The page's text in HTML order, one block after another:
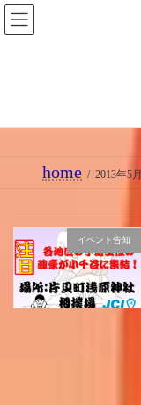
コ
ン
へ
プ
ナ
ビ
ョ
動
home 2013年5
イベント告知